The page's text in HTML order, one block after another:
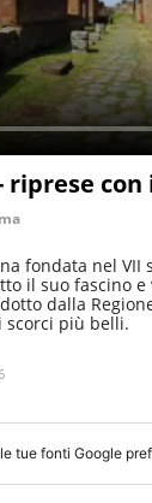
riprese con
fondata nel VII
il suo fascino e
dalla
scorci più belli.
tue fonti Google